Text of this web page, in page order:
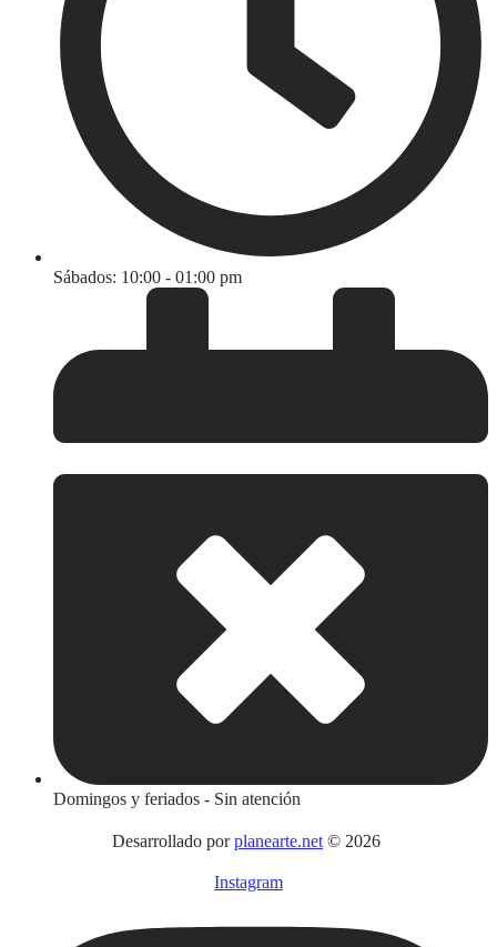
Sábados: 10:00 - 01:00 pm
Domingos y feriados - Sin atención
Desarrollado porplanearte.net © 2026
Instagram